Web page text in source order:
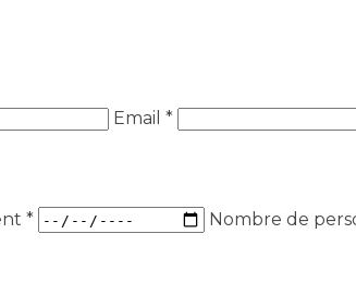
Email *
* Nombre de